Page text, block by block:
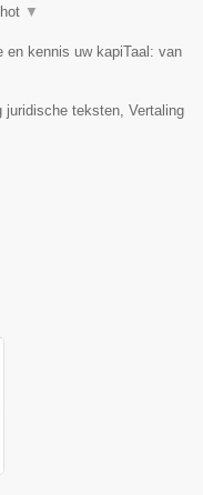
▼
en kennis uw kapiTaal: van
juridische teksten, Vertaling